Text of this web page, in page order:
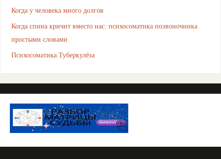
Когда у человека много долгов
Когда спина кричит вместо нас: психосоматика позвоночника
простыми словами
Психосоматика Туберкулёза